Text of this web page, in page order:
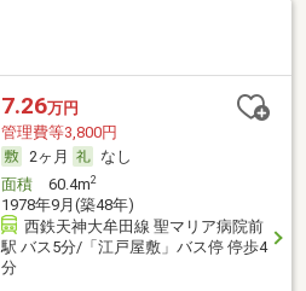
7.26万円
管理費等3,800円
2ヶ月
なし
面積60.4m2
1978年9月(築48年)
西鉄天神大牟田線 聖マリア病院前
駅 バス5分/「江戸屋敷」バス停 停歩4
分